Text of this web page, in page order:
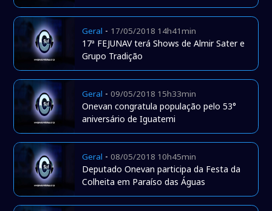
Geral - 17/05/2018 14h41min
17ª FEJUNAV terá Shows de Almir Sater e
Grupo Tradição
Geral -09/05/2018 15h33min
Onevan congratula população pelo 53°
aniversário de Iguatemi
Geral -08/05/2018 10h45min
Deputado Onevan participa da Festa da
Colheita em Paraíso das Águas